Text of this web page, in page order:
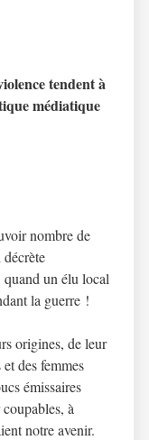
tendent à
médiatique
nombre de
quand un élu local
la guerre !
origines, de leur
des femmes
émissaires
à
notre avenir.